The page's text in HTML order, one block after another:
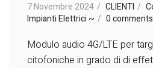
7 Novembre 2024 CLIENTI
Impianti Elettrici ~
0 comments
Modulo audio 4G/LTE per
citofoniche in grado di di